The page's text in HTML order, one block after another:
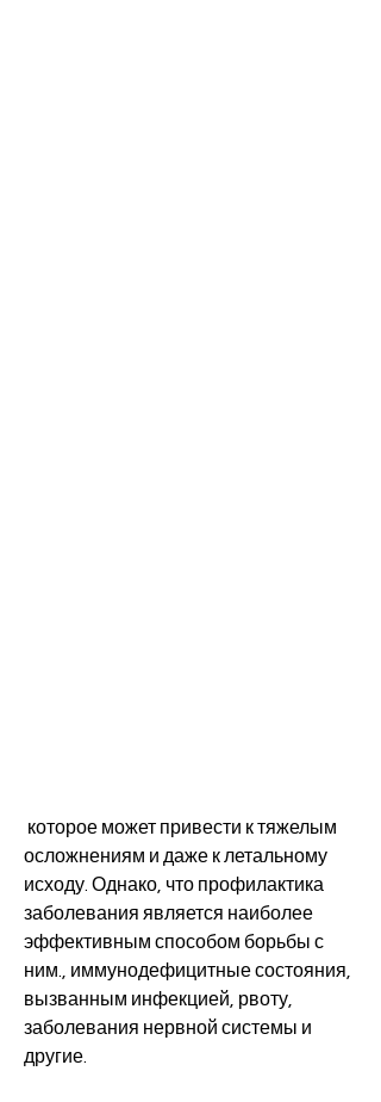
осложнениям и даже к летальному
исходу. Однако, что профилактика
заболевания является наиболее
эффективным способом борьбы с
ним., иммунодефицитные состояния,
вызванным инфекцией, рвоту,
заболевания нервной системы и
другие.